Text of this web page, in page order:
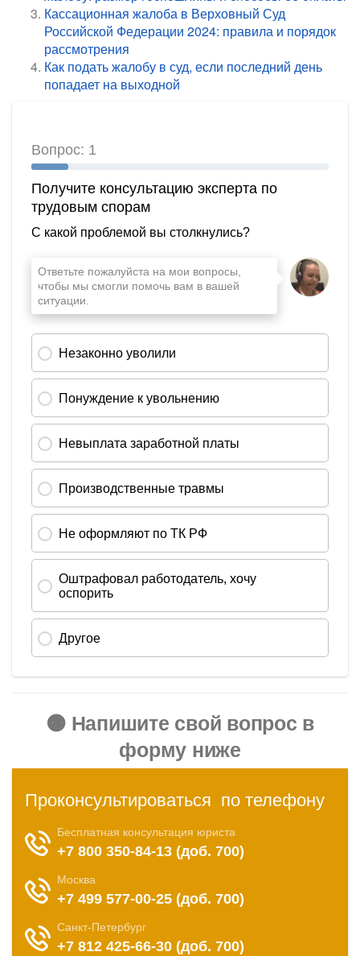
Кассационная жалоба в Верховный Суд
Российской Федерации 2024: правила и порядок
рассмотрения
Как подать жалобу в суд, если последний день
попадает на выходной
🟠 Напишите свой вопрос в
форму ниже